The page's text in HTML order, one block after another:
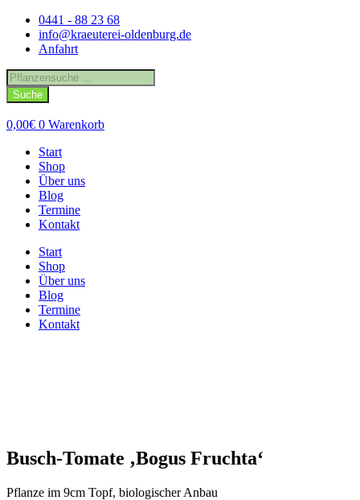
Zum
Inhalt
springen
0441 - 88 23 68
info@kraeuterei-oldenburg.de
Anfahrt
Products
search
Suche
0,00€ 0 Warenkorb
Start
Shop
Über uns
Blog
Termine
Kontakt
Start
Shop
Über uns
Blog
Termine
Kontakt
Busch-Tomate ‚Bogus Fruchta‘
Pflanze im 9cm Topf, biologischer Anbau